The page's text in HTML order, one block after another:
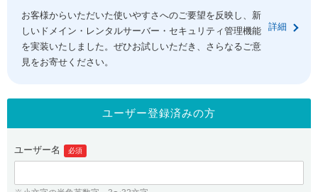
ドメイン移管
ドメイン価格一覧
ドメイン一括検索
.jpドメインオークション
gTLDオークション NEW!
.jpドメインバックオーダー
プレミアムドメイン
バリューサーバー
XREA
Value Domain ネットde診断
SSL証明書
サービストップ
お得意様割引
紹介制度
バリュードメインAPI
facebook
ログイン
お客様からいただいた使いやすさへのご要望を反映し、新
しいドメイン・レンタルサーバー・セキュリティ管理機能
を実装いたしました。ぜひお試しいただき、さらなるご意
見をお寄せください。
詳細
ユーザー登録済みの方
ユーザー名 必須